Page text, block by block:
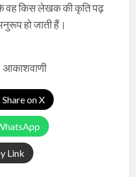
वह किस लेखक की कृति पढ़
हो जाती हैं।
आकाशवाणी
Share on X
Link